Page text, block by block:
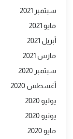
سبتمبر 2021
مايو 2021
أبريل 2021
مارس 2021
سبتمبر 2020
أغسطس 2020
يوليو 2020
يونيو 2020
مايو 2020